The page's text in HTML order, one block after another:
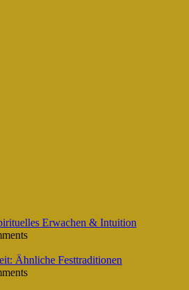
Erwachen & Intuition
Ähnliche Festtraditionen